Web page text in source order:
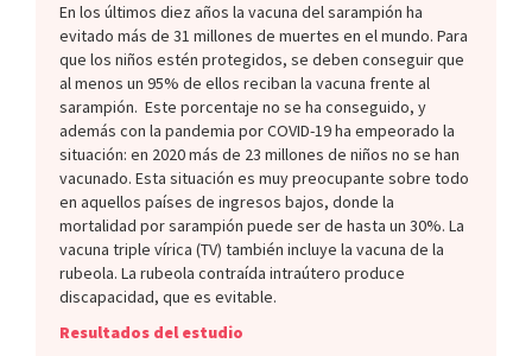
En los últimos diez años la vacuna del sarampión ha
evitado más de 31 millones de muertes en el mundo. Para
que los niños estén protegidos, se deben conseguir que
al menos un 95% de ellos reciban la vacuna frente al
sarampión. Este porcentaje no se ha conseguido, y
además con la pandemia por COVID-19 ha empeorado la
situación: en 2020 más de 23 millones de niños no se han
vacunado. Esta situación es muy preocupante sobre todo
en aquellos países de ingresos bajos, donde la
mortalidad por sarampión puede ser de hasta un 30%. La
vacuna triple vírica (TV) también incluye la vacuna de la
rubeola. La rubeola contraída intraútero produce
discapacidad, que es evitable.
Resultados del estudio